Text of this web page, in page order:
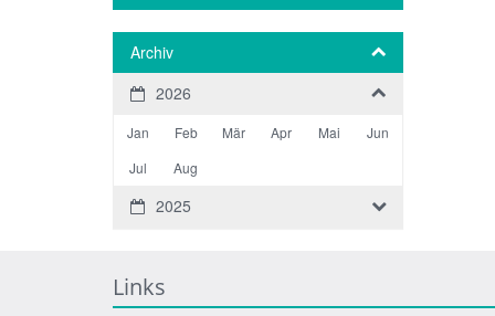
Archiv
2026
Jan Feb Mär Apr Mai
Jun
Jul
Aug
2025
Links